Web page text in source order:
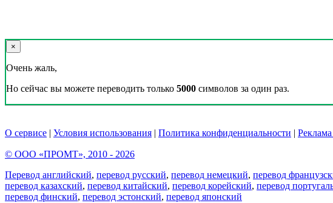
×
Очень жаль,
Но сейчас вы можете переводить только 5000 символов за один раз.
О сервисе | Условия использования | Политика конфиденциальности |
© ООО «ПРОМТ», 2010 - 2026
Перевод английский, перевод русский, перевод немецкий, перевод
перевод казахский, перевод китайский, перевод корейский, перевод
перевод финский, перевод эстонский, перевод японский